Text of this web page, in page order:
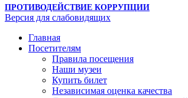
ПРОТИВОДЕЙСТВИЕ КОРРУПЦИИ
Версия для слабовидящих
Главная
Посетителям
Правила посещения
Наши музеи
Купить билет
Независимая оценка качества